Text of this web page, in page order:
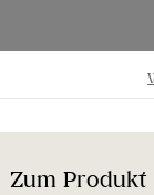
Zum Produkt